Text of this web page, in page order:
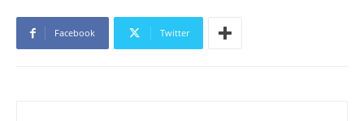
Facebook Twitter